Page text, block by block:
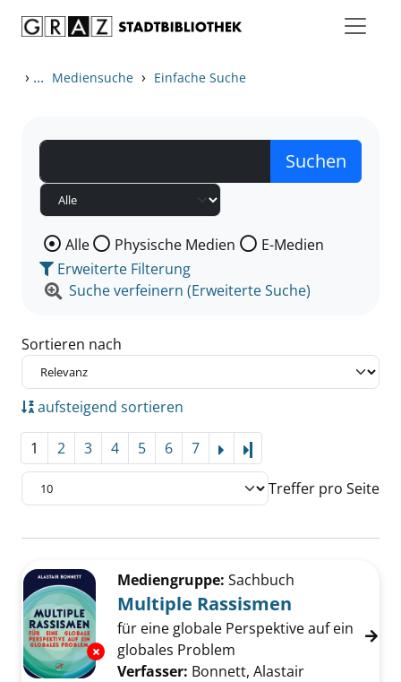
› ... Mediensuche › Einfache Suche
Wählen Sie die Medienart nach der Sie suchen wollen.
Alle Physische Medien
E-Medien
Erweiterte Filterung
Suche verfeinern (Erweiterte Suche)
Sortieren nach
aufsteigend sortieren
1 2 3 4 5 6 7
Treffer pro Seite
Zu den Suchfiltern springen
Exemplar-Details von Multiple Rassismen
Mediengruppe: Sachbuch
Multiple Rassismen
für eine globale Perspektive auf ein
globales Problem
Verfasser: Bonnett, Alastair